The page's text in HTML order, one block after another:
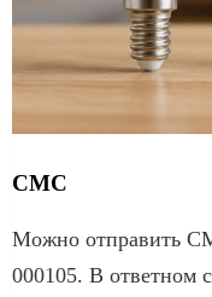
СМС
Можно отправить
000105. В ответном